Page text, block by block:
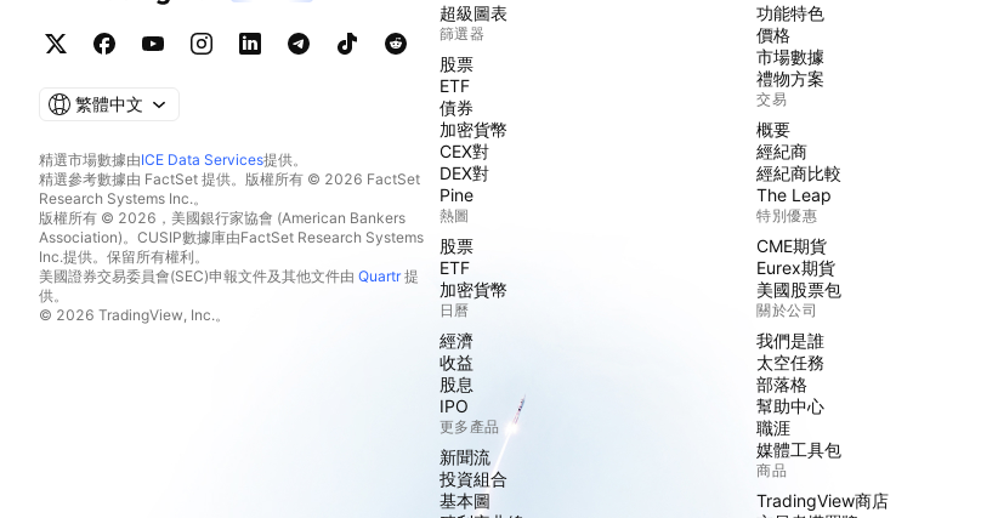
繁體中文
精選市場數據由ICE Data Services提供。
精選參考數據由 FactSet 提供。版權所有 © 2026 FactSet
Research Systems Inc.。
版權所有 © 2026，美國銀行家協會 (American Bankers
Association)。CUSIP數據庫由FactSet Research Systems
Inc.提供。保留所有權利。
美國證券交易委員會(SEC)申報文件及其他文件由 Quartr提
供。
© 2026 TradingView, Inc.。
超級圖表
篩選器
股票
ETF
債券
加密貨幣
CEX對
DEX對
Pine
熱圖
股票
ETF
加密貨幣
日曆
經濟
收益
股息
IPO
更多產品
新聞流
投資組合
基本圖
功能特色
價格
市場數據
禮物方案
交易
概要
經紀商
經紀商比較
The Leap
特別優惠
CME期貨
Eurex期貨
美國股票包
關於公司
我們是誰
太空任務
部落格
幫助中心
職涯
媒體工具包
商品
TradingView商店